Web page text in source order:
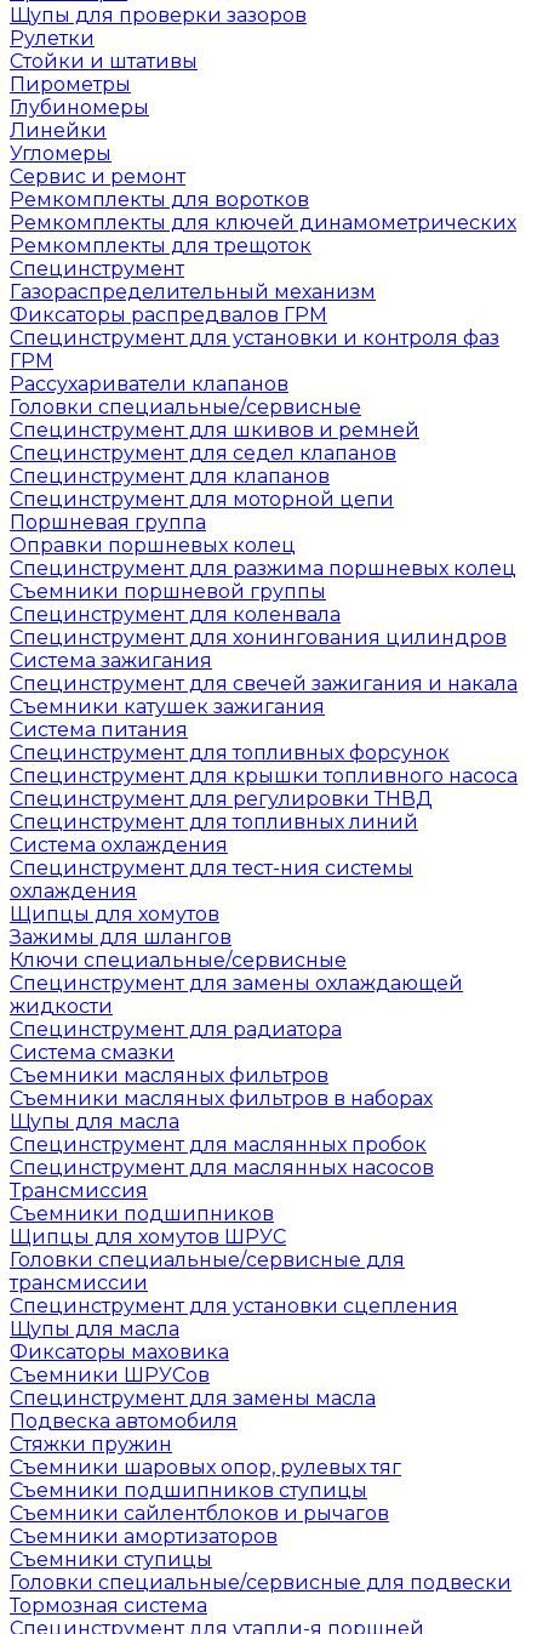
Щупы для проверки зазоров
Рулетки
Стойки и штативы
Пирометры
Глубиномеры
Линейки
Угломеры
Сервис и ремонт
Ремкомплекты для воротков
Ремкомплекты для ключей динамометрических
Ремкомплекты для трещоток
Специнструмент
Газораспределительный механизм
Фиксаторы распредвалов ГРМ
Специнструмент для установки и контроля фаз
ГРМ
Рассухариватели клапанов
Головки специальные/сервисные
Специнструмент для шкивов и ремней
Специнструмент для седел клапанов
Специнструмент для клапанов
Специнструмент для моторной цепи
Поршневая группа
Оправки поршневых колец
Специнструмент для разжима поршневых колец
Съемники поршневой группы
Специнструмент для коленвала
Специнструмент для хонингования цилиндров
Система зажигания
Специнструмент для свечей зажигания и накала
Съемники катушек зажигания
Система питания
Специнструмент для топливных форсунок
Специнструмент для крышки топливного насоса
Специнструмент для регулировки ТНВД
Специнструмент для топливных линий
Система охлаждения
Специнструмент для тест-ния системы
охлаждения
Щипцы для хомутов
Зажимы для шлангов
Ключи специальные/сервисные
Специнструмент для замены охлаждающей
жидкости
Специнструмент для радиатора
Система смазки
Съемники масляных фильтров
Съемники масляных фильтров в наборах
Щупы для масла
Специнструмент для маслянных пробок
Специнструмент для маслянных насосов
Трансмиссия
Съемники подшипников
Щипцы для хомутов ШРУС
Головки специальные/сервисные для
трансмиссии
Специнструмент для установки сцепления
Щупы для масла
Фиксаторы маховика
Съемники ШРУСов
Специнструмент для замены масла
Подвеска автомобиля
Стяжки пружин
Съемники шаровых опор, рулевых тяг
Съемники подшипников ступицы
Съемники сайлентблоков и рычагов
Съемники амортизаторов
Съемники ступицы
Головки специальные/сервисные для подвески
Тормозная система
Специнструмент для утапли-я поршней